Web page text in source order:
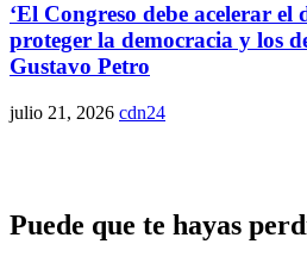
‘El Congreso debe acelerar el
proteger la democracia y los
Gustavo Petro
julio 21, 2026 cdn24
Puede que te hayas